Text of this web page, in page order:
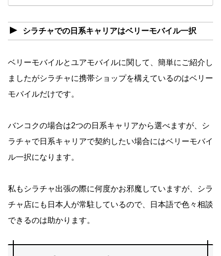
シラチャでの日系キャリアはベリーモバイル一択
ベリーモバイルとユアモバイルに関して、簡単にご紹介し
ましたがシラチャに携帯ショップを構えているのはベリー
モバイルだけです。
バンコクの場合は2つの日系キャリアから選べますが、シ
ラチャで日系キャリアで契約したい場合にはベリーモバイ
ル一択になります。
私もシラチャ出張の際に何度かお邪魔していますが、シラ
チャ店にも日本人が常駐しているので、日本語で色々相談
できるのは助かります。